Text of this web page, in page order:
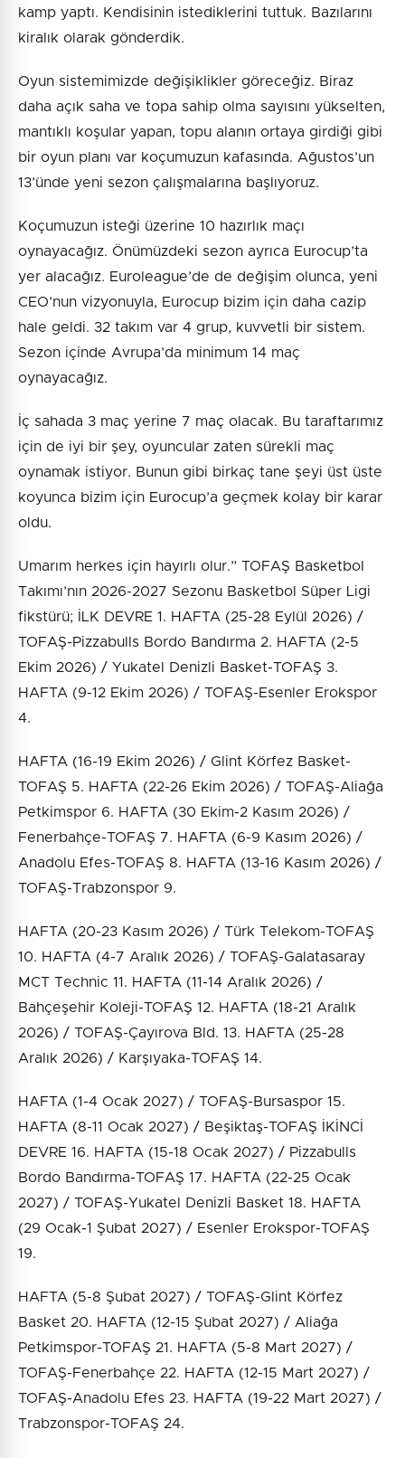
kamp yaptı. Kendisinin istediklerini tuttuk. Bazılarını
kiralık olarak gönderdik.
Oyun sistemimizde değişiklikler göreceğiz. Biraz
daha açık saha ve topa sahip olma sayısını yükselten,
mantıklı koşular yapan, topu alanın ortaya girdiği gibi
bir oyun planı var koçumuzun kafasında. Ağustos’un
13’ünde yeni sezon çalışmalarına başlıyoruz.
Koçumuzun isteği üzerine 10 hazırlık maçı
oynayacağız. Önümüzdeki sezon ayrıca Eurocup’ta
yer alacağız. Euroleague’de de değişim olunca, yeni
CEO’nun vizyonuyla, Eurocup bizim için daha cazip
hale geldi. 32 takım var 4 grup, kuvvetli bir sistem.
Sezon içinde Avrupa’da minimum 14 maç
oynayacağız.
İç sahada 3 maç yerine 7 maç olacak. Bu taraftarımız
için de iyi bir şey, oyuncular zaten sürekli maç
oynamak istiyor. Bunun gibi birkaç tane şeyi üst üste
koyunca bizim için Eurocup’a geçmek kolay bir karar
oldu.
Umarım herkes için hayırlı olur.” TOFAŞ Basketbol
Takımı’nın 2026-2027 Sezonu Basketbol Süper Ligi
fikstürü; İLK DEVRE 1. HAFTA (25-28 Eylül 2026) /
TOFAŞ-Pizzabulls Bordo Bandırma 2. HAFTA (2-5
Ekim 2026) / Yukatel Denizli Basket-TOFAŞ 3.
HAFTA (9-12 Ekim 2026) / TOFAŞ-Esenler Erokspor
4.
HAFTA (16-19 Ekim 2026) / Glint Körfez Basket-
TOFAŞ 5. HAFTA (22-26 Ekim 2026) / TOFAŞ-Aliağa
Petkimspor 6. HAFTA (30 Ekim-2 Kasım 2026) /
Fenerbahçe-TOFAŞ 7. HAFTA (6-9 Kasım 2026) /
Anadolu Efes-TOFAŞ 8. HAFTA (13-16 Kasım 2026) /
TOFAŞ-Trabzonspor 9.
HAFTA (20-23 Kasım 2026) / Türk Telekom-TOFAŞ
10. HAFTA (4-7 Aralık 2026) / TOFAŞ-Galatasaray
MCT Technic 11. HAFTA (11-14 Aralık 2026) /
Bahçeşehir Koleji-TOFAŞ 12. HAFTA (18-21 Aralık
2026) / TOFAŞ-Çayırova Bld. 13. HAFTA (25-28
Aralık 2026) / Karşıyaka-TOFAŞ 14.
HAFTA (1-4 Ocak 2027) / TOFAŞ-Bursaspor 15.
HAFTA (8-11 Ocak 2027) / Beşiktaş-TOFAŞ İKİNCİ
DEVRE 16. HAFTA (15-18 Ocak 2027) / Pizzabulls
Bordo Bandırma-TOFAŞ 17. HAFTA (22-25 Ocak
2027) / TOFAŞ-Yukatel Denizli Basket 18. HAFTA
(29 Ocak-1 Şubat 2027) / Esenler Erokspor-TOFAŞ
19.
HAFTA (5-8 Şubat 2027) / TOFAŞ-Glint Körfez
Basket 20. HAFTA (12-15 Şubat 2027) / Aliağa
Petkimspor-TOFAŞ 21. HAFTA (5-8 Mart 2027) /
TOFAŞ-Fenerbahçe 22. HAFTA (12-15 Mart 2027) /
TOFAŞ-Anadolu Efes 23. HAFTA (19-22 Mart 2027) /
Trabzonspor-TOFAŞ 24.